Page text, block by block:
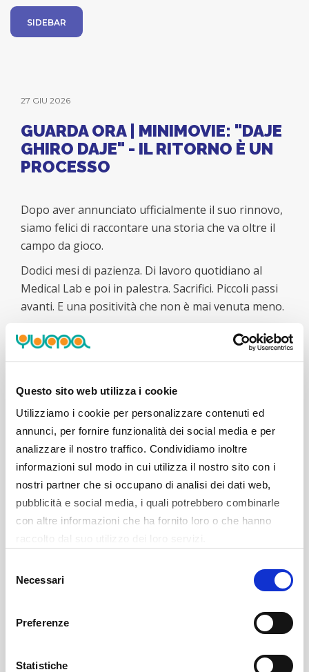
Questo sito web utilizza i cookie
Utilizziamo i cookie per personalizzare contenuti ed
annunci, per fornire funzionalità dei social media e per
analizzare il nostro traffico. Condividiamo inoltre
informazioni sul modo in cui utilizza il nostro sito con i
nostri partner che si occupano di analisi dei dati web,
pubblicità e social media, i quali potrebbero combinarle
con altre informazioni che ha fornito loro o che hanno
raccolto dal suo utilizzo dei loro servizi.
delNecessari
Preferenze
Statistiche
SIDEBAR
27 GIU 2026
GUARDA ORA | MINIMOVIE: "DAJE
GHIRO DAJE" - IL RITORNO È UN
PROCESSO
Dopo aver annunciato ufficialmente il suo rinnovo,
siamo felici di raccontare una storia che va oltre il
campo da gioco.
Dodici mesi di pazienza. Di lavoro quotidiano al
Medical Lab e poi in palestra. Sacrifici. Piccoli passi
avanti. E una positività che non è mai venuta meno.
Abbiamo seguito Matteo Ghirlanda nel percorso di
recupero dall'infortunio al legamento crociato
anteriore del ginocchio destro, fino al suo ritorno in
campo dello scorso 8 marzo.
Questa è stata la sua strada verso il ritorno: